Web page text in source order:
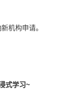
机构申请。
式学习~